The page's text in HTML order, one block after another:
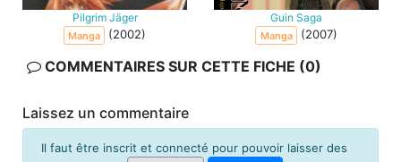
Pilgrim Jäger
Manga (2002)
Guin Saga
Manga (2007)
COMMENTAIRES SUR CETTE FICHE (0)
Laissez un commentaire
Il faut être inscrit et connecté pour pouvoir laisser des